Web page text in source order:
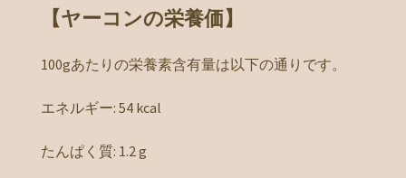
【ヤーコンの栄養価】
100gあたりの栄養素含有量は以下の通りです。
エネルギー: 54 kcal
たんぱく質: 1.2 g